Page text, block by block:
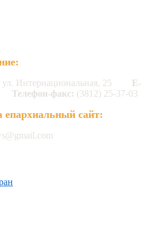
Интернациональная, 25
E-
Телефон-факс: (3812) 25-37-03
епархиальный сайт: